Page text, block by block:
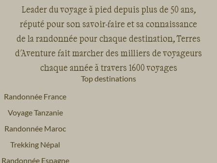
Leader du voyage à pied depuis plus de 50 ans,
réputé pour son savoir-faire et sa connaissance
de la randonnée pour chaque destination, Terres
d'Aventure fait marcher des milliers de voyageurs
chaque année à travers 1600 voyages
Top destinations
Randonnée France
Voyage Tanzanie
Randonnée Maroc
Trekking Népal
Randonnée Espagne